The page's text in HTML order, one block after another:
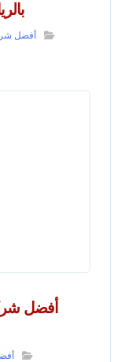
بالرياض
أفضل
أفضل